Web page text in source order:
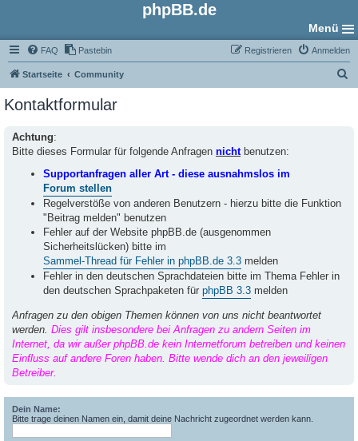
phpBB.de
Menü
FAQ Pastebin Anmelden
Registrieren
Startseite Community
Kontaktformular
Achtung:
Bitte dieses Formular für folgende Anfragen nichtbenutzen:
Supportanfragen aller Art - diese ausnahmslos im
Forum stellen
Regelverstöße von anderen Benutzern - hierzu bitte die Funktion
"Beitrag melden" benutzen
Fehler auf der Website phpBB.de (ausgenommen
Sicherheitslücken) bitte im
Sammel-Thread für Fehler in phpBB.de 3.3 melden
Fehler in den deutschen Sprachdateien bitte im Thema Fehler in
den deutschen Sprachpaketen für phpBB 3.3 melden
Anfragen zu den obigen Themen können von uns nicht beantwortet
werden. Dies gilt insbesondere bei Anfragen zu andern Seiten im
Internet, da wir außer phpBB.de kein Internetforum betreiben und keinen
Einfluss auf andere Foren haben. Bitte wende dich an den jeweiligen
Betreiber.
Dein Name:
Bitte trage deinen Namen ein, damit deine Nachricht zugeordnet werden kann.